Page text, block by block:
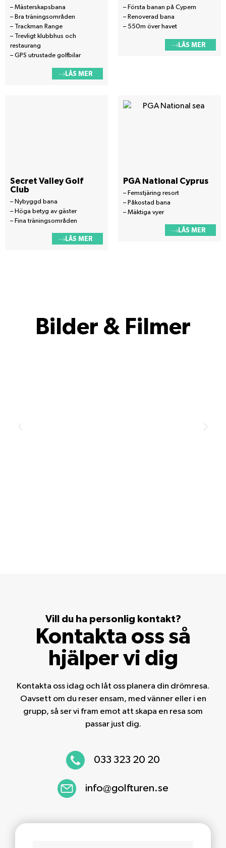
– Mästerskapsbana
– Bra träningsområden
– Trackman Range
– Trevligt klubbhus och
restaurang
– GPS utrustade golfbilar
LÄS MER
– Första banan på Cypern
– Renoverad bana
– 550m över havet
LÄS MER
Secret Valley Golf
Club
– Nybyggd bana
– Höga betyg av gäster
– Fina träningsområden
LÄS MER
PGA National Cyprus
– Femstjäring resort
– Påkostad bana
– Mäktiga vyer
LÄS MER
Bilder & Filmer
Vill du ha personlig kontakt?
Kontakta oss så
hjälper vi dig
Kontakta oss idag och låt oss planera din drömresa.
Oavsett om du reser ensam, med vänner eller i en
grupp, så ser vi fram emot att skapa en resa som
passar just dig.
033 323 20 20
info@golfturen.se